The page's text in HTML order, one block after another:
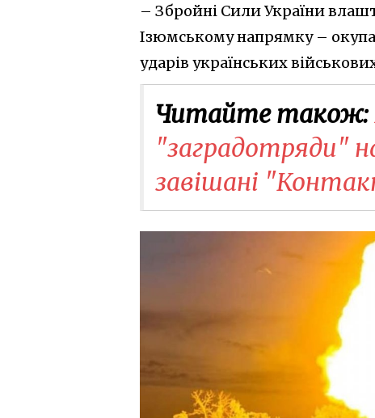
– Збройні Сили України
Ізюмському напрямку –
ударів українських
Читайте також:
"заградотряди"
завішані